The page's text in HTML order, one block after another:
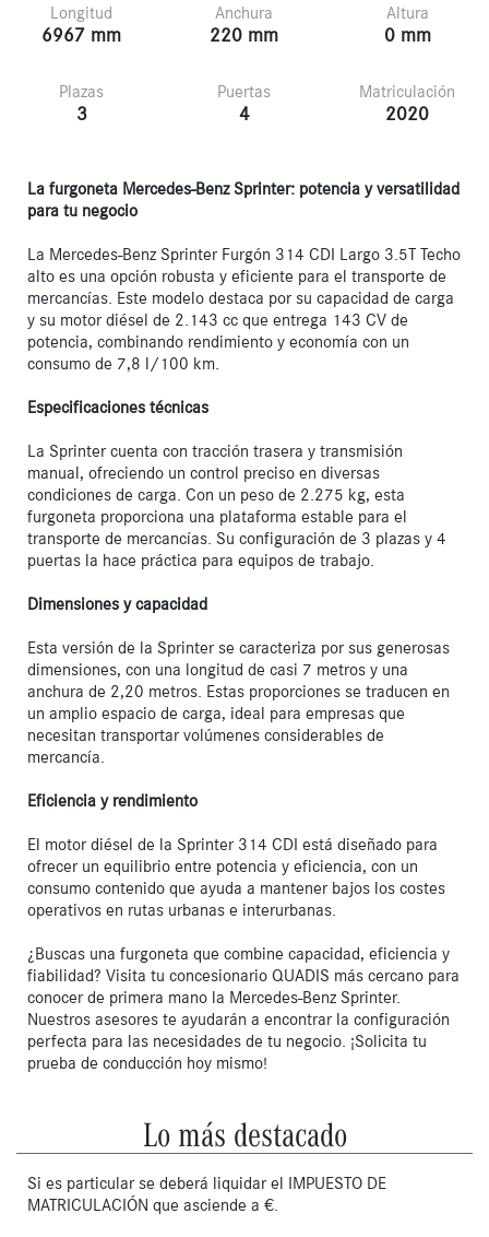
Longitud
6967 mm
Anchura
220 mm
Altura
0 mm
Plazas
3
Puertas
4
Matriculación
2020
La furgoneta Mercedes-Benz Sprinter: potencia y versatilidad
para tu negocio
La Mercedes-Benz Sprinter Furgón 314 CDI Largo 3.5T Techo
alto es una opción robusta y eficiente para el transporte de
mercancías. Este modelo destaca por su capacidad de carga
y su motor diésel de 2.143 cc que entrega 143 CV de
potencia, combinando rendimiento y economía con un
consumo de 7,8 l/100 km.
Especificaciones técnicas
La Sprinter cuenta con tracción trasera y transmisión
manual, ofreciendo un control preciso en diversas
condiciones de carga. Con un peso de 2.275 kg, esta
furgoneta proporciona una plataforma estable para el
transporte de mercancías. Su configuración de 3 plazas y 4
puertas la hace práctica para equipos de trabajo.
Dimensiones y capacidad
Esta versión de la Sprinter se caracteriza por sus generosas
dimensiones, con una longitud de casi 7 metros y una
anchura de 2,20 metros. Estas proporciones se traducen en
un amplio espacio de carga, ideal para empresas que
necesitan transportar volúmenes considerables de
mercancía.
Eficiencia y rendimiento
El motor diésel de la Sprinter 314 CDI está diseñado para
ofrecer un equilibrio entre potencia y eficiencia, con un
consumo contenido que ayuda a mantener bajos los costes
operativos en rutas urbanas e interurbanas.
¿Buscas una furgoneta que combine capacidad, eficiencia y
fiabilidad? Visita tu concesionario QUADIS más cercano para
conocer de primera mano la Mercedes-Benz Sprinter.
Nuestros asesores te ayudarán a encontrar la configuración
perfecta para las necesidades de tu negocio. ¡Solicita tu
prueba de conducción hoy mismo!
Lo más destacado
Si es particular se deberá liquidar el IMPUESTO DE
MATRICULACIÓN que asciende a €.